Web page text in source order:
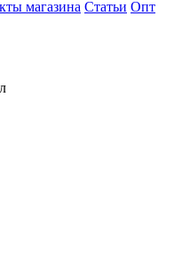
магазина Статьи Опт